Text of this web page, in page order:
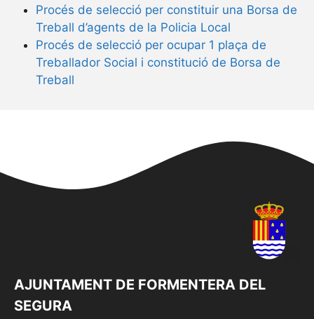
Procés de selecció per constituir una Borsa de
Treball d’agents de la Policia Local
Procés de selecció per ocupar 1 plaça de
Treballador Social i constitució de Borsa de
Treball
AJUNTAMENT DE FORMENTERA DEL
SEGURA